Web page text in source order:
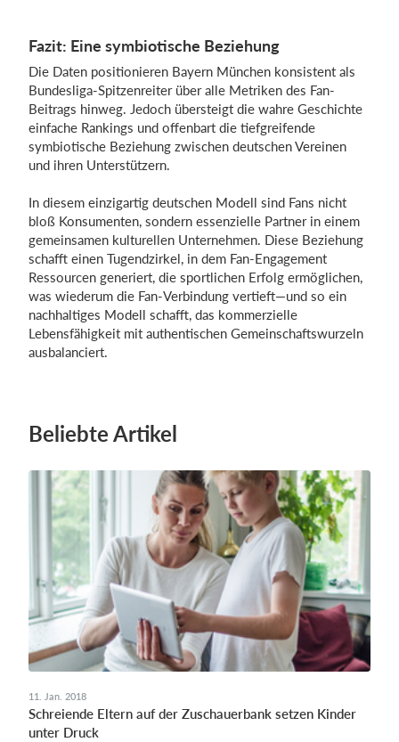
Fazit: Eine symbiotische Beziehung
Die Daten positionieren Bayern München konsistent als
Bundesliga-Spitzenreiter über alle Metriken des Fan-
Beitrags hinweg. Jedoch übersteigt die wahre Geschichte
einfache Rankings und offenbart die tiefgreifende
symbiotische Beziehung zwischen deutschen Vereinen
und ihren Unterstützern.
In diesem einzigartig deutschen Modell sind Fans nicht
bloß Konsumenten, sondern essenzielle Partner in einem
gemeinsamen kulturellen Unternehmen. Diese Beziehung
schafft einen Tugendzirkel, in dem Fan-Engagement
Ressourcen generiert, die sportlichen Erfolg ermöglichen,
was wiederum die Fan-Verbindung vertieft—und so ein
nachhaltiges Modell schafft, das kommerzielle
Lebensfähigkeit mit authentischen Gemeinschaftswurzeln
ausbalanciert.
Beliebte Artikel
11. Jan. 2018
Schreiende Eltern auf der Zuschauerbank setzen Kinder
unter Druck